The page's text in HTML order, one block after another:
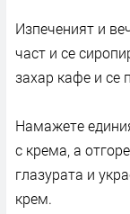
Изпеченият и
част и се
захар кафе и се
Намажете
с крема, а
глазурата и
крем.